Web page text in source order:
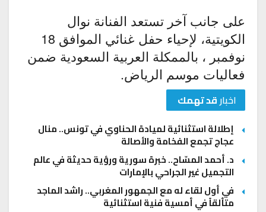
على جانب آخر تستعد الفنانة نوال
الكويتية، لإحياء حفل غنائي الموافق 18
نوفمبر ، بالممكلة العربية السعودية ضمن
فعاليات موسم الرياض.
اخبارقد تهمك
إطلالة استثنائية لميادة الحناوي في تونس.. منال
عجاج تجمع الفخامة والأصالة
د. أحمد المسّاح.. خبرة سورية ورؤية حديثة في عالم
التجميل غير الجراحي بالإمارات
في أول لقاء له مع الجمهور المغربي.. راشد الماجد
متألقاً في أمسية فنية استثنائية